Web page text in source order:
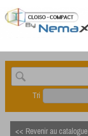
Tri
<< Revenir au catalogue